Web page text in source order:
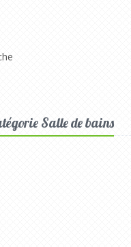
Salle de bains